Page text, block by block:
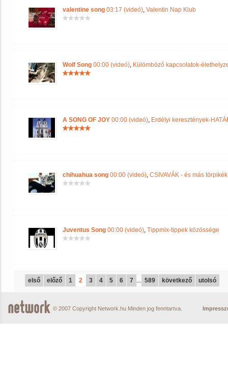
valentine song 03:17 (videó), Valentin Nap Klub
Wolf Song 00:00 (videó), Külömböző kapcsolatok-
A SONG OF JOY 00:00 (videó), Erdélyi keresztények-
chihuahua song 00:00 (videó), CSIVAVÁK - és más törpikék
Juventus Song 00:00 (videó), Tippmix-tippek közössége
első előző 1 2 3 4 5 6 7 ... 589 következő utolsó
© 2007 Copyright Network.hu Minden jog fenntartva.